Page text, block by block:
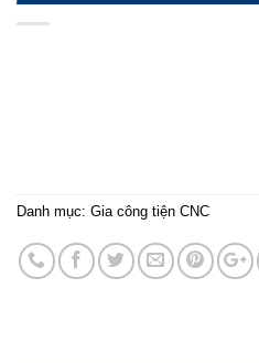
Danh mục: Gia công tiện CNC